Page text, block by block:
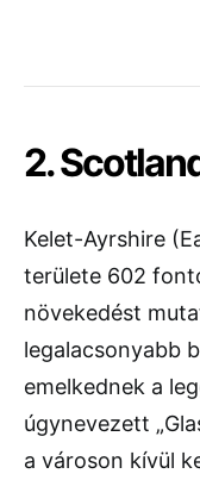
2.
Kelet-Ayrshire
területe 602
növekedést
legalacsonyabb
emelkednek a
úgynevezett
a városon kívül